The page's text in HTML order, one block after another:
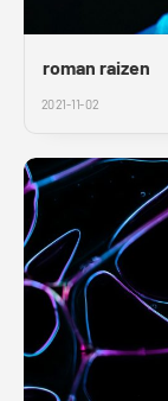
roman raizen
2021-11-02